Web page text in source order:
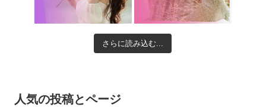
さらに読み込む...
人気の投稿とページ